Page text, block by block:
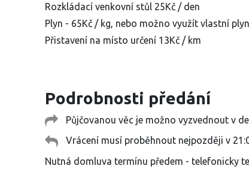
Rozkládací venkovní stůl 25Kč / den
Plyn - 65Kč / kg, nebo možno využít vlastní
Přistavení na místo určení 13Kč / km
Podrobnosti předání
Půjčovanou věc je možno vyzvednout v
Vrácení musí proběhnout nejpozději v
Nutná domluva termínu předem - telefonicky